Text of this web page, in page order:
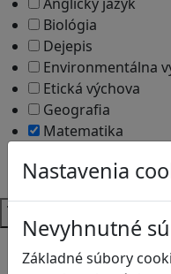
Nastavenia
Nevyhnutné
Základné súbory
Biológia
Dejepis
Environmentálna
Etická výchova
Geografia
Matematika
Vlastiveda
Témy
Bezpečnosť na
Čítanie s